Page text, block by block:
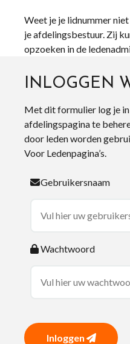
Weet je je lidnummer
je afdelingsbestuur. Zij
opzoeken in de
INLOGGEN
Met dit formulier log je
afdelingspagina te
door leden worden
Voor Ledenpagina’s.
Gebruikersnaam
Wachtwoord
Inloggen